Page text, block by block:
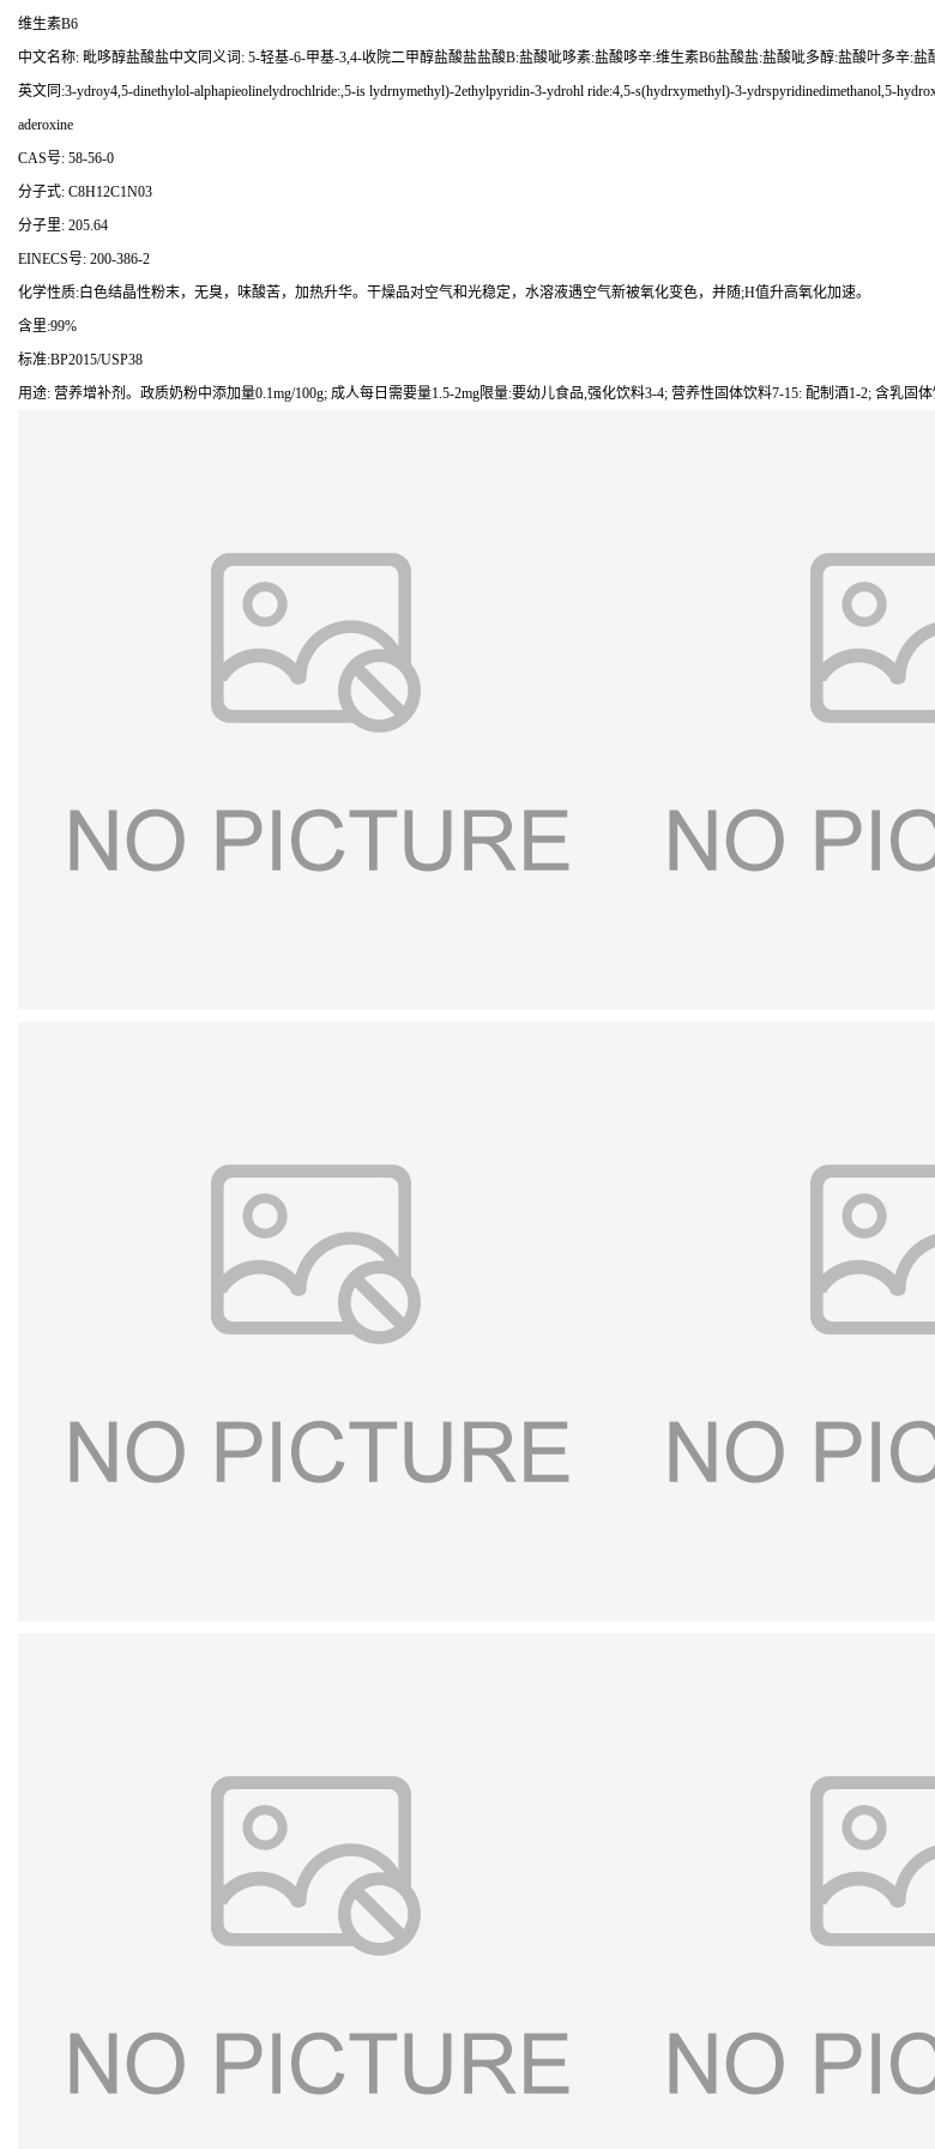
维生素B6
中文名称: 毗哆醇盐酸盐中文同义词: 5-轻基-6-甲基-3,4-收院二甲醇盐酸盐盐酸B:盐酸呲哆素:盐酸哆辛:维生素B6盐酸盐:盐酸呲多醇:盐酸叶多辛:盐
英文同:3-ydroy4,5-dinethylol-alphapieolinelydrochlride:,5-is lydrnymethyl)-2ethylpyridin-3-ydrohl ride:4,5-s(hydrxymethyl)-3-ydrspyridinedimethanol,5-
aderoxine
CAS号: 58-56-0
分子式: C8H12C1N03
分子里: 205.64
EINECS号: 200-386-2
化学性质:白色结晶性粉末，无臭，味酸苦，加热升华。干燥品对空气和光稳定，水溶液遇空气新被氧化变色，并随;H值升高氧化加速。
含里:99%
标准:BP2015/USP38
用途: 营养增补剂。政质奶粉中添加量0.1mg/100g; 成人每日需要量1.5-2mg限量:要幼儿食品,强化饮料3-4; 营养性固体饮料7-15: 配制酒1-2; 含乳固